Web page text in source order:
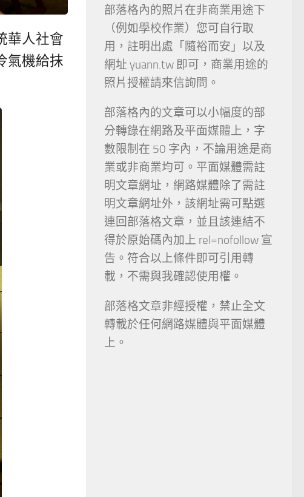
華人社會
氣機給抹
部落格內的照片在非商業用途下
（例如學校作業）您可自行取
用，註明出處「隨裕而安」以及
網址 yuann.tw 即可，商業用途的
照片授權請來信詢問。
部落格內的文章可以小幅度的部
分轉錄在網路及平面媒體上，字
數限制在 50 字內，不論用途是商
業或非商業均可。平面媒體需註
明文章網址，網路媒體除了需註
明文章網址外，該網址需可點選
連回部落格文章，並且該連結不
得於原始碼內加上 rel=nofollow 宣
告。符合以上條件即可引用轉
載，不需與我確認使用權。
部落格文章非經授權，禁止全文
轉載於任何網路媒體與平面媒體
上。